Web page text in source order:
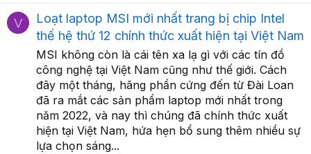
V
Loạt laptop MSI mới nhất trang bị chip Intel
thế hệ thứ 12 chính thức xuất hiện tại Việt Nam
MSI không còn là cái tên xa lạ gì với các tín đồ
công nghệ tại Việt Nam cũng như thế giới. Cách
đây một tháng, hãng phần cứng đến từ Đài Loan
đã ra mắt các sản phẩm laptop mới nhất trong
năm 2022, và nay thì chúng đã chính thức xuất
hiện tại Việt Nam, hứa hẹn bổ sung thêm nhiều sự
lựa chọn sáng...